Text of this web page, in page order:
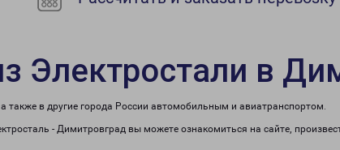
Электростали в
также в другие города России автомобильным и авиатранспортом.
- Димитровград вы можете ознакомиться на сайте,